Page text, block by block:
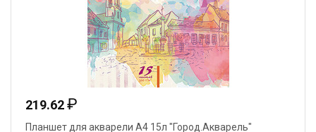
219.62₽
Планшет для акварели А4 15л "Город.Акварель"